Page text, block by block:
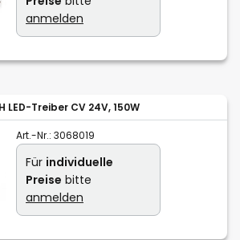
anmelden
LED-Treiber CV 24V, 150W
Art.-Nr.: 3068019
Für individuelle
Preise bitte
anmelden